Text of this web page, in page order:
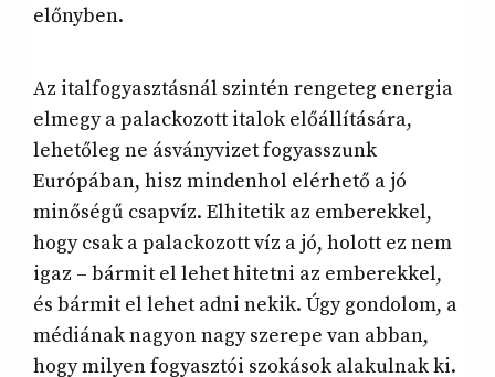
előnyben.
Az italfogyasztásnál szintén rengeteg energia
elmegy a palackozott italok előállítására,
lehetőleg ne ásványvizet fogyasszunk
Európában, hisz mindenhol elérhető a jó
minőségű csapvíz. Elhitetik az emberekkel,
hogy csak a palackozott víz a jó, holott ez nem
igaz – bármit el lehet hitetni az emberekkel,
és bármit el lehet adni nekik. Úgy gondolom, a
médiának nagyon nagy szerepe van abban,
hogy milyen fogyasztói szokások alakulnak ki.